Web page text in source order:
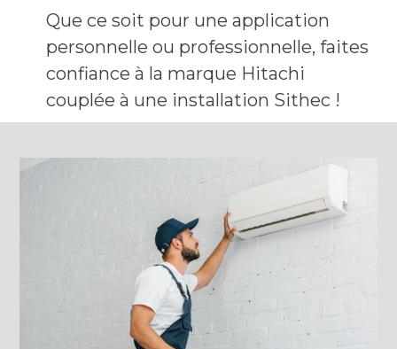
Que ce soit pour une application
personnelle ou professionnelle, faites
confiance à la marque Hitachi
couplée à une installation Sithec !